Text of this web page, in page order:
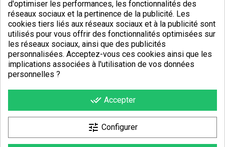
DÉTAILS DU PRODUIT
Référence
Cadre
Aluminium
Tout-Terrain
d'optimiser les performances, les fonctionnalités des
réseaux sociaux et la pertinence de la publicité. Les
cookies tiers liés aux réseaux sociaux et à la publicité sont
utilisés pour vous offrir des fonctionnalités optimisées sur
les réseaux sociaux, ainsi que des publicités
personnalisées. Acceptez-vous ces cookies ainsi que les
implications associées à l'utilisation de vos données
personnelles ?
done_all Accepter
tune Configurer